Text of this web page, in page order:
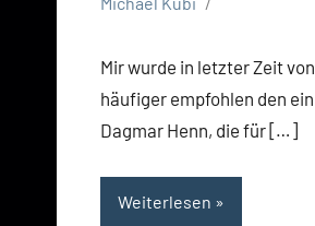
Mir wurde in letzter Zeit
häufiger empfohlen den
Dagmar Henn, die für […]
Weiterlesen